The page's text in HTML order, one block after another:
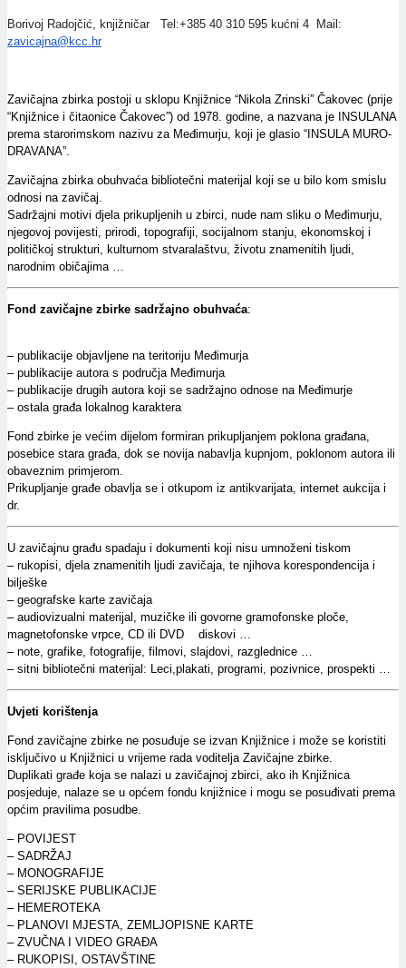
Borivoj Radojčić, knjižničar Tel:+385 40 310 595 kućni 4
Mail:
zavicajna@kcc.hr
Zavičajna zbirka postoji u sklopu Knjižnice “Nikola Zrinski” Čakovec (prije
“Knjižnice i čitaonice Čakovec”) od 1978. godine, a nazvana je INSULANA
prema starorimskom nazivu za Međimurju, koji je glasio “INSULA MURO-
DRAVANA”.
Zavičajna zbirka obuhvaća bibliotečni materijal koji se u bilo kom smislu
odnosi na zavičaj.
Sadržajni motivi djela prikupljenih u zbirci, nude nam sliku o Međimurju,
njegovoj povijesti, prirodi, topografiji, socijalnom stanju, ekonomskoj i
političkoj strukturi, kulturnom stvaralaštvu, životu znamenitih ljudi,
narodnim običajima …
Fond zavičajne zbirke sadržajno obuhvaća:
– publikacije objavljene na teritoriju Međimurja
– publikacije autora s područja Međimurja
– publikacije drugih autora koji se sadržajno odnose na Međimurje
– ostala građa lokalnog karaktera
Fond zbirke je većim dijelom formiran prikupljanjem poklona građana,
posebice stara građa, dok se novija nabavlja kupnjom, poklonom autora ili
obaveznim primjerom.
Prikupljanje građe obavlja se i otkupom iz antikvarijata, internet aukcija i
dr.
U zavičajnu građu spadaju i dokumenti koji nisu umnoženi tiskom
– rukopisi, djela znamenitih ljudi zavičaja, te njihova korespondencija i
bilješke
– geografske karte zavičaja
– audiovizualni materijal, muzičke ili govorne gramofonske ploče,
magnetofonske vrpce, CD ili DVD diskovi …
– note, grafike, fotografije, filmovi, slajdovi, razglednice …
– sitni bibliotečni materijal: Leci,plakati, programi, pozivnice, prospekti …
Uvjeti korištenja
Fond zavičajne zbirke ne posuđuje se izvan Knjižnice i može se koristiti
isključivo u Knjižnici u vrijeme rada voditelja Zavičajne zbirke.
Duplikati građe koja se nalazi u zavičajnoj zbirci, ako ih Knjižnica
posjeduje, nalaze se u općem fondu knjižnice i mogu se posuđivati prema
općim pravilima posudbe.
– POVIJEST
– SADRŽAJ
– MONOGRAFIJE
– SERIJSKE PUBLIKACIJE
– HEMEROTEKA
– PLANOVI MJESTA, ZEMLJOPISNE KARTE
– ZVUČNA I VIDEO GRAĐA
– RUKOPISI, OSTAVŠTINE